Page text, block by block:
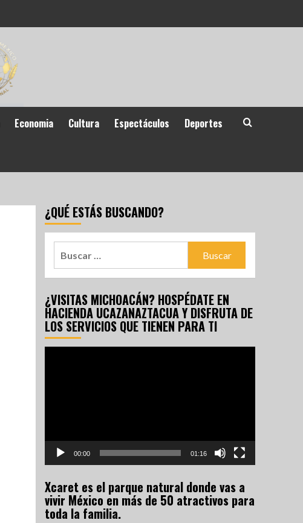
Economia Cultura Espectáculos Deportes
¿QUÉ ESTÁS BUSCANDO?
¿VISITAS MICHOACÁN? HOSPÉDATE EN
HACIENDA UCAZANAZTACUA Y DISFRUTA DE
LOS SERVICIOS QUE TIENEN PARA TI
00:00 01:16
Xcaret es el parque natural donde vas a
vivir México en más de 50 atractivos para
toda la familia.